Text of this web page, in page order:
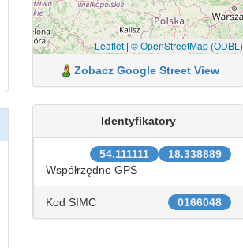
Leaflet| © OpenStreetMap (ODBL)
Zobacz Google Street View
Identyfikatory
18.338889
54.111111
Współrzędne GPS
0166048
Kod SIMC